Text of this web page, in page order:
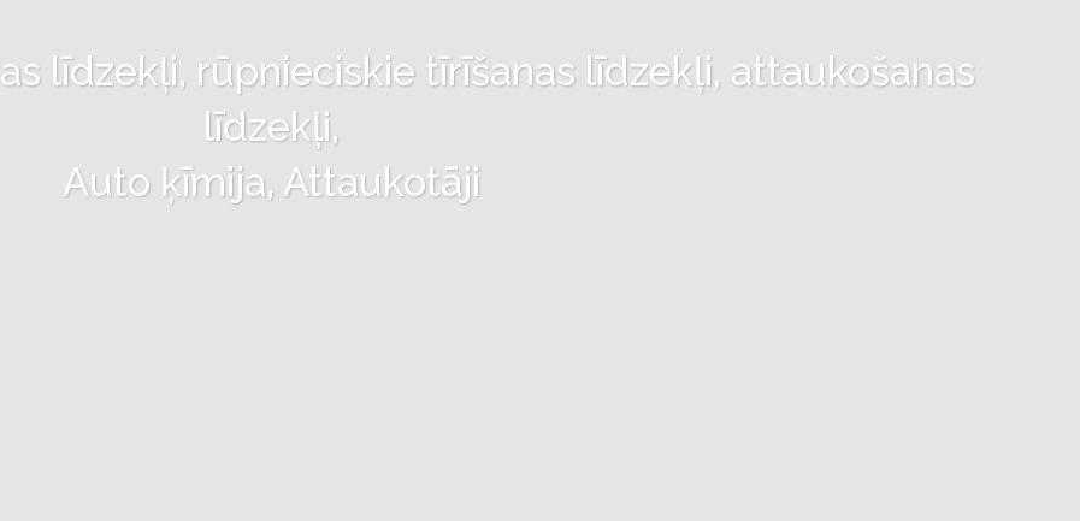
līdzekļi, rūpnieciskie tīrīšanas līdzekļi, attaukošanas
līdzekļi,
Auto ķīmija, Attaukotāji